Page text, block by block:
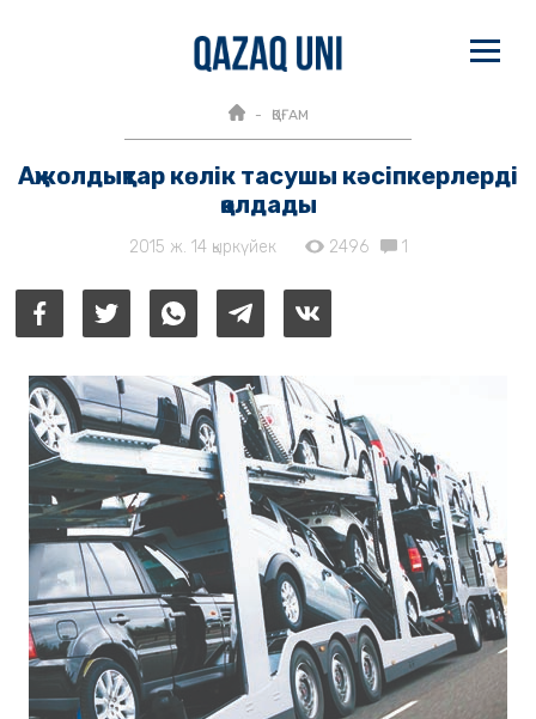
ҚОҒАМ
Ақжолдықтар көлік тасушы кәсіпкерлерді
қолдады
2015 ж. 14 қыркүйек 2496 1